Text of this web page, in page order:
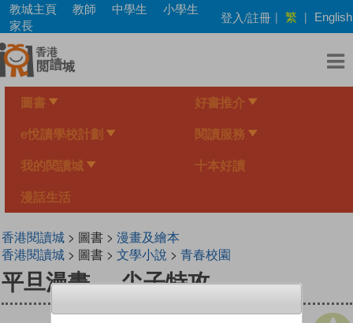
Skip
main
content
教城主頁 教師 中學生
小學生
家長
登入/註冊 | 繁 | English
圖書 好書推介
e悅讀學校計劃 閱讀服務
我的閱讀城 十本好讀
漫話生活
香港閱讀城> 圖書 > 漫畫及繪本
香港閱讀城> 圖書 > 文學小說 > 青春校園
平旦漫畫──尖子特攻